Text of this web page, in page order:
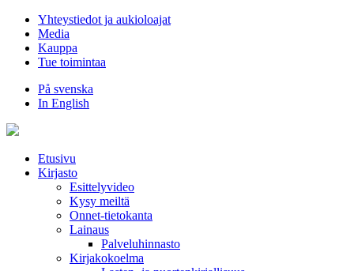
Hyppää
sisältöön
Yhteystiedot ja aukioloajat
Media
Kauppa
Tue toimintaa
På svenska
In English
Etusivu
Kirjasto
Esittelyvideo
Kysy meiltä
Onnet-tietokanta
Lainaus
Palveluhinnasto
Kirjakokoelma